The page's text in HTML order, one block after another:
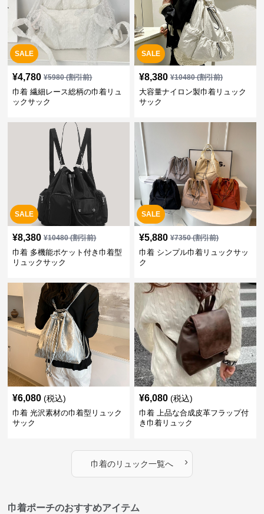
SALE
¥4,780 ¥5980(割引前)
巾着 繊細レース総柄の巾着リュ
ックサック
SALE
¥8,380 ¥10480(割引前)
大容量ナイロン製巾着リュック
サック
SALE
¥8,380 ¥10480(割引前)
巾着 多機能ポケット付き巾着型
リュックサック
SALE
¥5,880 ¥7350(割引前)
巾着 シンプル巾着リュックサッ
ク
¥6,080 (税込)
巾着 光沢素材の巾着型リュック
サック
¥6,080 (税込)
巾着 上品な合成皮革フラップ付
き巾着リュック
巾着のリュック一覧へ ›
巾着ポーチのおすすめアイテム